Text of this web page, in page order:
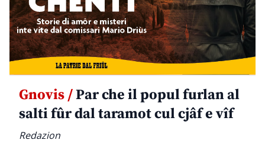
Gnovis /Par che il popul furlan al
salti fûr dal taramot cul cjâf e vîf
Redazion